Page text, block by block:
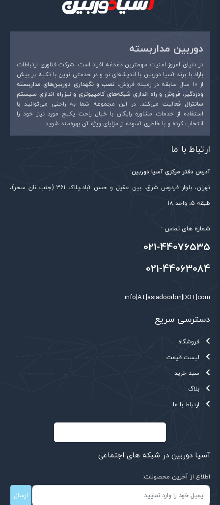
ایمیل
دوربین مداربسته
در دنیای امروز امنیت مهمترین دغدغه افراد است. شرکت فناوری ارتباطات
باراد با برند آسیا دوربین با اندیشه‌ای نو و در خدمتی نوین با تکیه بر بیش
از 10 سال سابقه در زمینه فروش،
نصب و نگهداری دوربین‌های مداربسته
ودزدگیر، فروش و راه اندازی شبکه‌های کامپیوتری و نیزراه اندازی سیستم
سانترال فعالیت می‌کند. در این مجموعه شما به راحتی می‌توانید با
استفاده از خدمات مشاوره رایگان با خیال راحت پکیج مورد نیاز خود را
انتخاب کرده و با خاطری آسوده از مزایای ویژه آن بهره‌مند شوید.
ارتباط با ما
آدرس دفتر مرکزی آسیا دوربین:
تهران، بلوار فردوس شرق، بین عقیل و حسن آباد،پلاک 361 (جنب نان سحر)،
طبقه 5، واحد 18
شماره های تماس :
021-44076535
021-44063084
info[AT]asiadoorbin[DOT]com
دسترسی سریع
فروشگاه
لیست قیمت
سبد خرید
بلاگ
ارتباط با ما
آسیا دوربین در شبکه های اجتماعی
اطلاع از آخرین محصولات:
ارسال